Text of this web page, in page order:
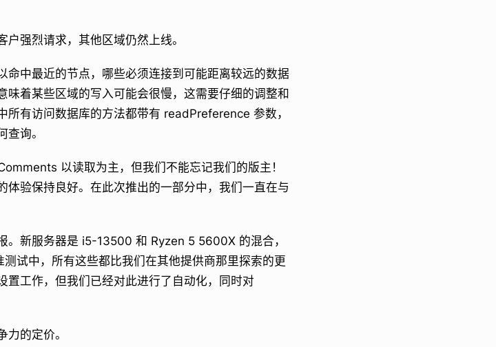
强烈请求，其他区域仍然上线。
命中最近的节点，哪些必须连接到可能距离较远的数据
着某些区域的写入可能会很慢，这需要仔细的调整和
有访问数据库的方法都带有 readPreference 参数，
询。
以读取为主，但我们不能忘记我们的版主！
体验保持良好。在此次推出的一部分中，我们一直在与
。新服务器是 i5-13500 和 Ryzen 5 5600X 的混合，
试中，所有这些都比我们在其他提供商那里探索的更
置工作，但我们已经对此进行了自动化，同时对
的定价。